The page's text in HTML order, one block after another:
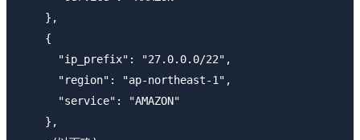
    },
    {
      "ip_prefix": "27.0.0.0/22",
      "region": "ap-northeast-1",
      "service": "AMAZON"
    },